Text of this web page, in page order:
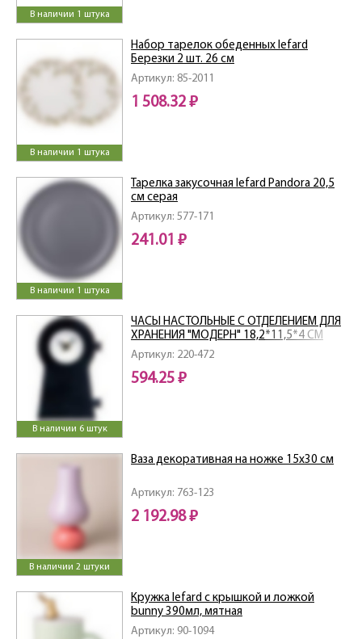
В наличии 1 штука
В наличии 1 штука
Артикул: 85-2011
Набор тарелок обеденных lefard
Березки 2 шт. 26 см
1 508.32 ₽
В наличии 1 штука
Артикул: 577-171
Тарелка закусочная lefard Pandora 20,5
см серая
241.01 ₽
В наличии 6 штук
Артикул: 220-472
ЧАСЫ НАСТОЛЬНЫЕ С ОТДЕЛЕНИЕМ ДЛЯ
ХРАНЕНИЯ "МОДЕРН" 18,2*11,5*4 СМ
594.25 ₽
В наличии 2 штуки
Артикул: 763-123
Ваза декоративная на ножке 15х30 см
2 192.98 ₽
Артикул: 90-1094
Кружка lefard с крышкой и ложкой
bunny 390мл, мятная